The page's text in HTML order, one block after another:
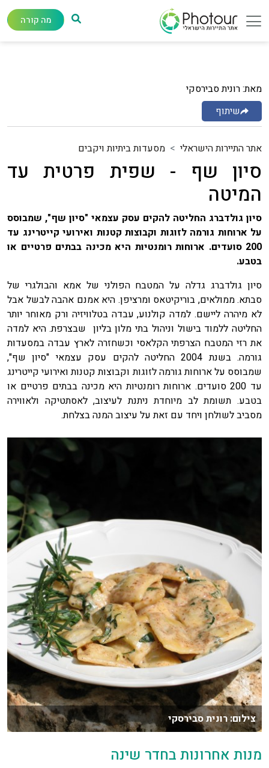
מה קורה
מאת: רונית סבירסקי
שיתוף
אתר התיירות הישראלי מסעדות ביתיות ויקבים
סיון שף - שפית פרטית עד
המיטה
סיון גולדברג החליטה להקים עסק עצמאי "סיון שף", שמבוסס
על ארוחות גורמה לזוגות וקבוצות קטנות ואירועי קייטרינג עד
200 סועדים. ארוחות רומנטיות היא מכינה בבתים פרטיים או
בטבע.
סיון גולדברג גדלה על המטבח הפולני של אמא והבולגרי של
סבתא. ממולאים, בוריקיטאס ומרציפן. היא אמנם אהבה לבשל אבל
לא מיהרה ליישם. למדה קולנוע, עבדה בטלוויזיה ורק מאוחר יותר
החליטה ללמוד בישול וניהול בתי מלון בליון שבצרפת. היא למדה
את רזי המטבח הצרפתי הקלאסי וכשחזרה לארץ עבדה במסעדות
גורמה. בשנת 2004 החליטה להקים עסק עצמאי "סיון שף",
שמבוסס על ארוחות גורמה לזוגות וקבוצות קטנות ואירועי קייטרינג
עד 200 סועדים. ארוחות רומנטיות היא מכינה בבתים פרטיים או
בטבע. תשומת לב מיוחדת ניתנת לעיצוב, לאסתטיקה ולאווירה
מסביב לשולחן ויחד עם זאת על עיצוב המנה בצלחת.
צילום: רונית סבירסקי
מנות אחרונות בחדר שינה